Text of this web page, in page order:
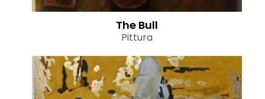
The Bull
Pittura